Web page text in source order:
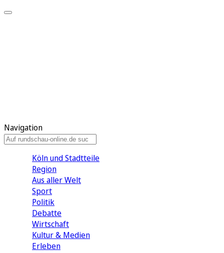
Navigation
Köln und Stadtteile
Region
Aus aller Welt
Sport
Politik
Debatte
Wirtschaft
Kultur & Medien
Erleben